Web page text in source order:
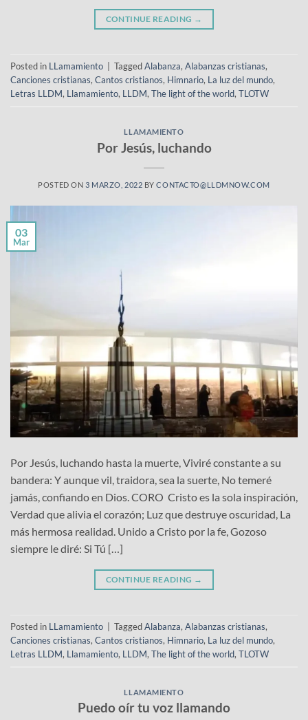
CONTINUE READING →
Posted in LLamamiento TaggedAlabanza, Alabanzas cristianas,
Canciones cristianas, Cantos cristianos, Himnario, La luz del mundo,
Letras LLDM, Llamamiento, LLDM, The light of the world, TLOTW
LLAMAMIENTO
Por Jesús, luchando
POSTED ON 3 MARZO, 2022 BYCONTACTO@LLDMNOW.COM
03
Mar
Por Jesús, luchando hasta la muerte, Viviré constante a su
bandera: Y aunque vil, traidora, sea la suerte, No temeré
jamás, confiando en Dios. CORO Cristo es la sola inspiración,
Verdad que alivia el corazón; Luz que destruye oscuridad, La
más hermosa realidad. Unido a Cristo por la fe, Gozoso
siempre le diré: Si Tú […]
CONTINUE READING →
Posted in LLamamiento TaggedAlabanza, Alabanzas cristianas,
Canciones cristianas, Cantos cristianos, Himnario, La luz del mundo,
Letras LLDM, Llamamiento, LLDM, The light of the world, TLOTW
LLAMAMIENTO
Puedo oír tu voz llamando